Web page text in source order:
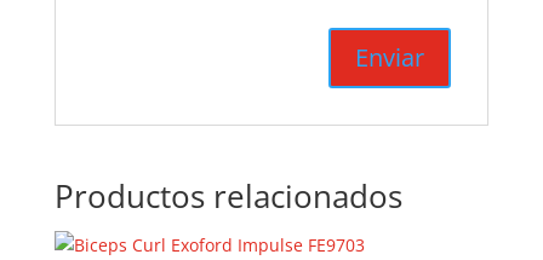
Productos relacionados